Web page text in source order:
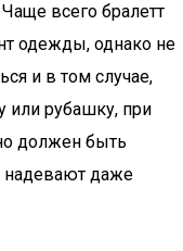
всего бралетт
одежды, однако не
и в том случае,
или рубашку, при
должен быть
надевают даже